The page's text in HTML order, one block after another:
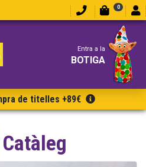
0
Entra a la
BOTIGA
de titelles +89€
Catàleg